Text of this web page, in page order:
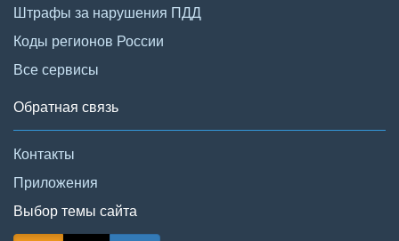
Штрафы за нарушения ПДД
Коды регионов России
Все сервисы
Обратная связь
Контакты
Приложения
Выбор темы сайта